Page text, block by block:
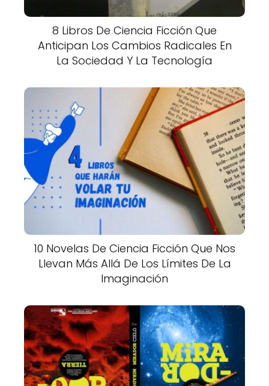
8 Libros De Ciencia Ficción Que
Anticipan Los Cambios Radicales En
La Sociedad Y La Tecnología
10 Novelas De Ciencia Ficción Que Nos
Llevan Más Allá De Los Límites De La
Imaginación